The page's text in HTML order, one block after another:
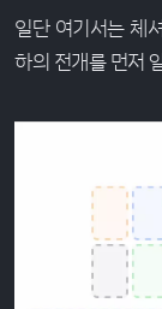
일단 여기서는 체
하의 전개를 먼저